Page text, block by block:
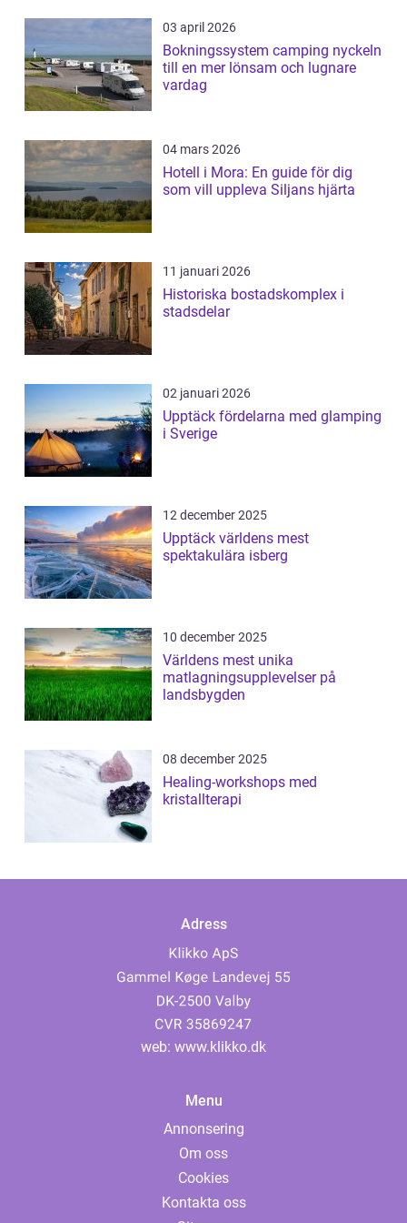
03 april 2026
Bokningssystem camping nyckeln
till en mer lönsam och lugnare
vardag
04 mars 2026
Hotell i Mora: En guide för dig
som vill uppleva Siljans hjärta
11 januari 2026
Historiska bostadskomplex i
stadsdelar
02 januari 2026
Upptäck fördelarna med glamping
i Sverige
12 december 2025
Upptäck världens mest
spektakulära isberg
10 december 2025
Världens mest unika
matlagningsupplevelser på
landsbygden
08 december 2025
Healing-workshops med
kristallterapi
Adress
web: www.klikko.dk
Menu
Annonsering
Om oss
Cookies
Kontakta oss